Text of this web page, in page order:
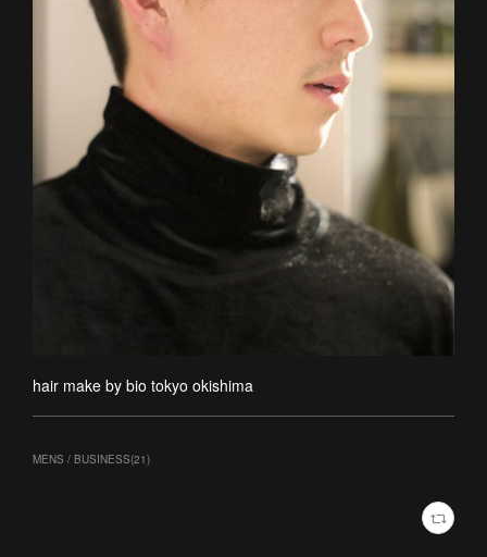
hair make by bio tokyo okishima
MENS / BUSINESS(21)